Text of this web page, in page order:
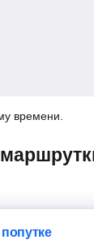
времени.
попутке